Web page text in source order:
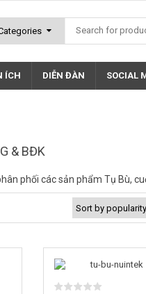
ÍCH DIỄN ĐÀN SOCIAL
& BĐK
phối các sản phẩm Tụ Bù,